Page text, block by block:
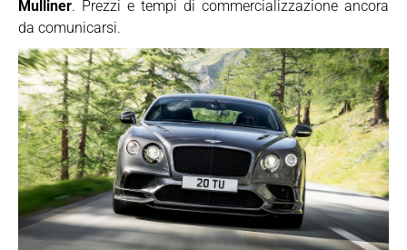
Mulliner. Prezzi e tempi di commercializzazione ancora
da comunicarsi.